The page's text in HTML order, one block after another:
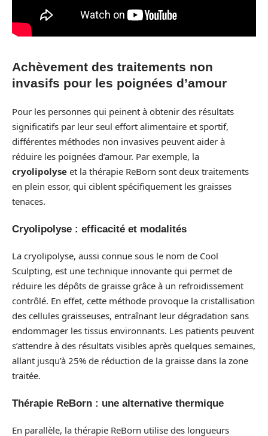
Achèvement des traitements non
invasifs pour les poignées d’amour
Pour les personnes qui peinent à obtenir des résultats
significatifs par leur seul effort alimentaire et sportif,
différentes méthodes non invasives peuvent aider à
réduire les poignées d’amour. Par exemple, la
cryolipolyse et la thérapie ReBorn sont deux traitements
en plein essor, qui ciblent spécifiquement les graisses
tenaces.
Cryolipolyse : efficacité et modalités
La cryolipolyse, aussi connue sous le nom de Cool
Sculpting, est une technique innovante qui permet de
réduire les dépôts de graisse grâce à un refroidissement
contrôlé. En effet, cette méthode provoque la cristallisation
des cellules graisseuses, entraînant leur dégradation sans
endommager les tissus environnants. Les patients peuvent
s’attendre à des résultats visibles après quelques semaines,
allant jusqu’à 25% de réduction de la graisse dans la zone
traitée.
Thérapie ReBorn : une alternative thermique
En parallèle, la thérapie ReBorn utilise des longueurs